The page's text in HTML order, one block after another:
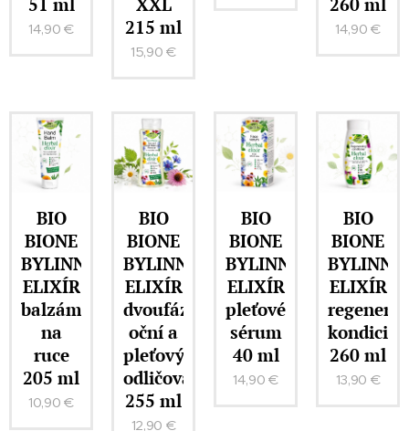
14,90 €
215 ml
15,90 €
14,90 €
BIO
BIONE
BYLINNÝ
ELIXÍR
balzám
na
ruce
205 ml
10,90 €
BIO
BIONE
BYLINNÝ
ELIXÍR
dvoufázový
oční a
pleťový
odličovač
255 ml
12,90 €
BIO
BIONE
BYLINNÝ
ELIXÍR
pleťové
sérum
40 ml
14,90 €
BIO
BIONE
BYLINNÝ
ELIXÍR
260 ml
13,90 €